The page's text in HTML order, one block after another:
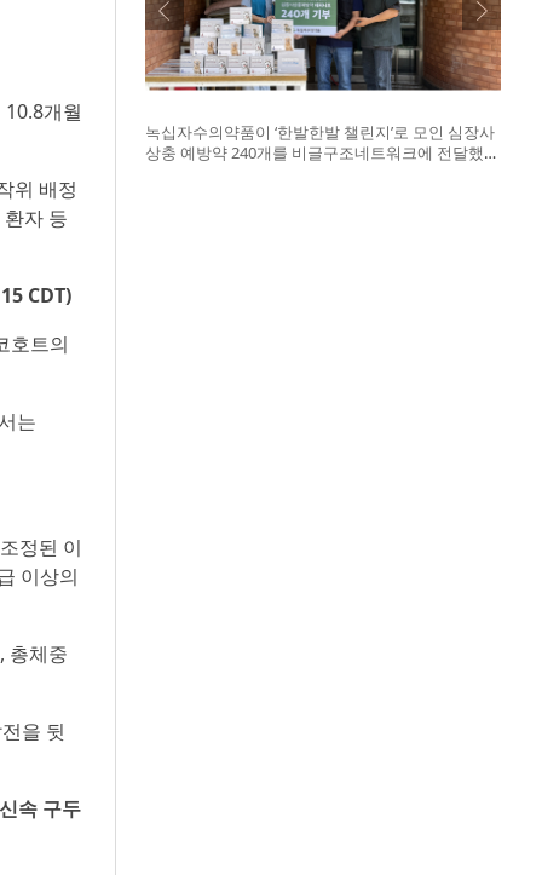
개월
위 배정
자 등
CDT)
호트의
는
정된 이
이상의
총체중
을 뒷
속 구두
녹십자수의약품이 ‘한발한발 챌린지’로 모인 심장사
상충 예방약 240개를 비글구조네트워크에 전달했